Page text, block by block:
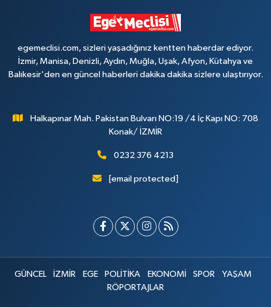
egemeclisi.com, sizleri yaşadığınız kentten haberdar ediyor.
İzmir, Manisa, Denizli, Aydın, Muğla, Uşak, Afyon, Kütahya ve
Balıkesir'den en güncel haberleri dakika dakika sizlere ulaştırıyor.
Halkapınar Mah. Pakistan Bulvarı NO:19 /4 İç Kapı NO: 708
Konak/ İZMİR
0232 376 4213
[email protected]
GÜNCEL İZMİR EGE POLİTİKA EKONOMİ SPOR
YAŞAM
RÖPORTAJLAR